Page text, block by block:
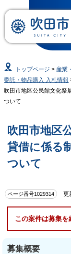
トップページ > 産業
委託・物品購入 入札情報
吹田市地区公民館文化祭
ついて
吹田市地区
貸借に係る
ついて
ページ番号1029314 更
この案件は募集を
募集概要